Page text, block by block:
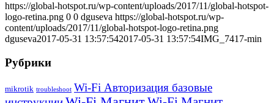
https://global-hotspot.ru/wp-content/uploads/2017/11/global-hotspot-
logo-retina.png 0 0 dguseva https://global-hotspot.ru/wp-
content/uploads/2017/11/global-hotspot-logo-retina.png
dguseva2017-05-31 13:57:542017-05-31 13:57:54IMG_7417-min
Рубрики
mikrotik troubleshoot Wi-Fi Авторизация базовые